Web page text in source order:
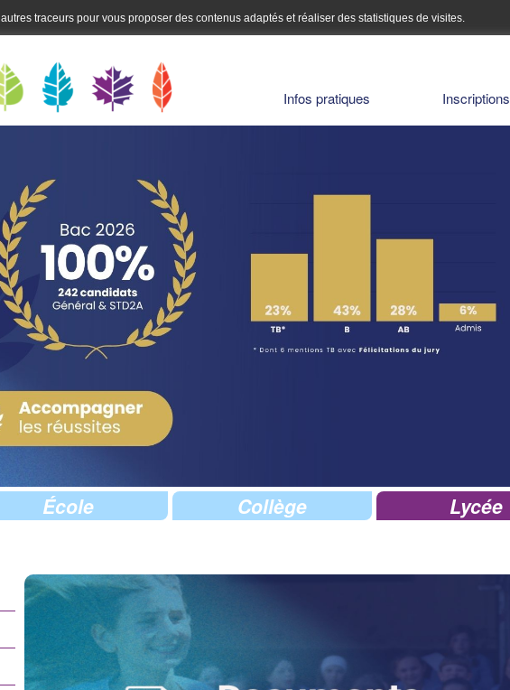
traceurs pour vous proposer des contenus adaptés et réaliser des statistiques de visites.
Infos pratiques Inscriptions
École Collège Lycée